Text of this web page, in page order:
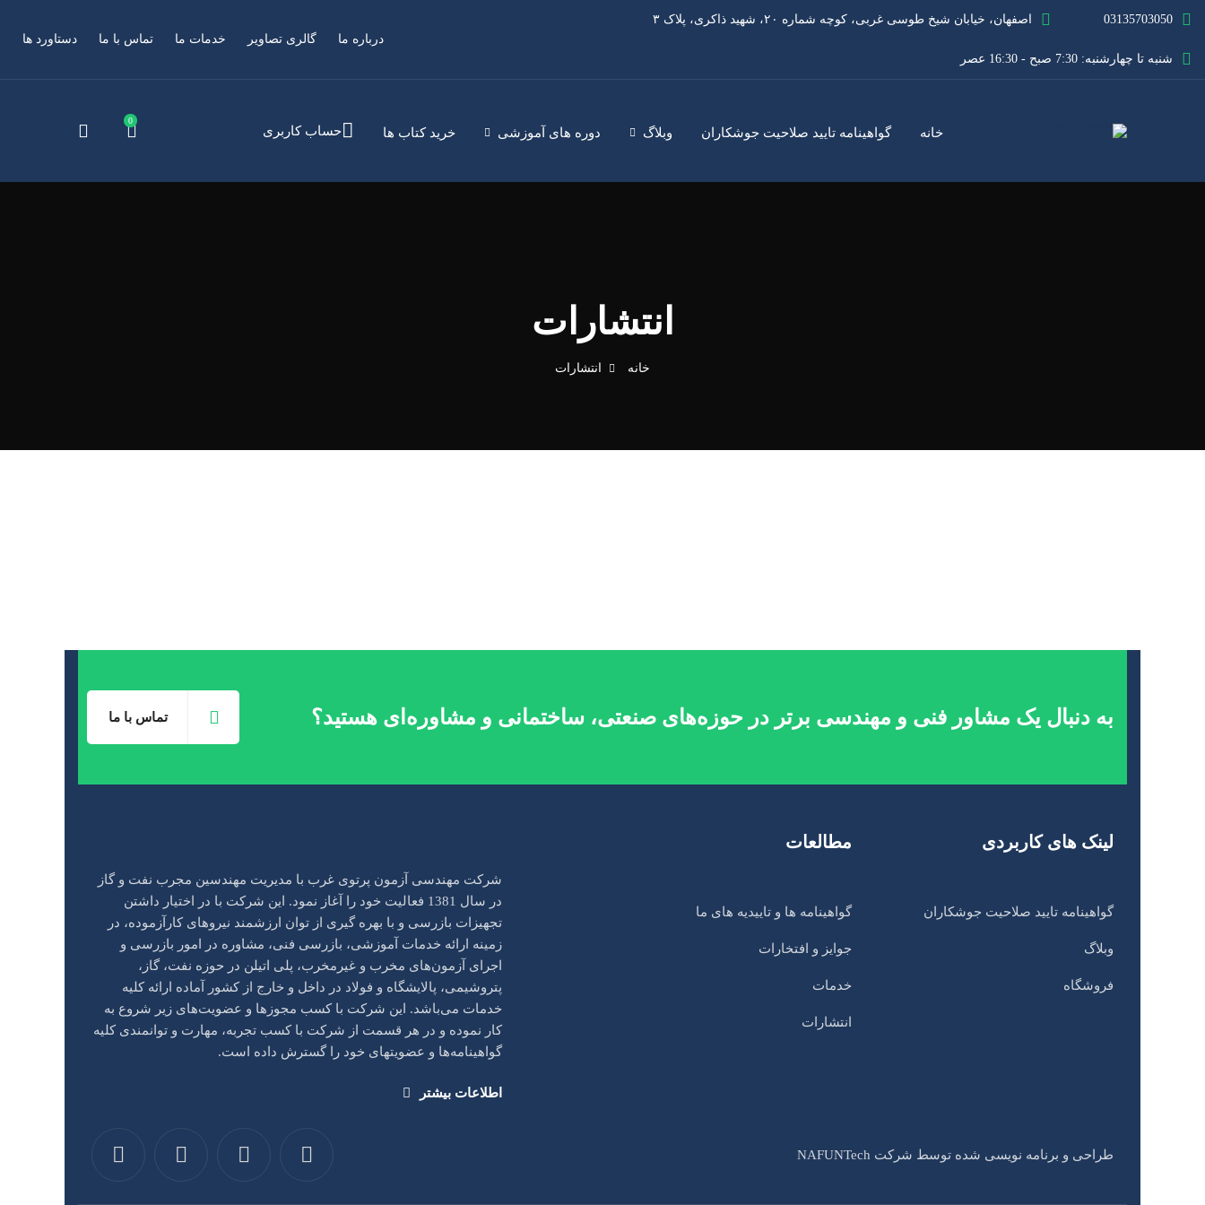
03135703050 اصفهان، خیابان شیخ طوسی غربی، کوچه شماره ۲۰، شهید ذاکری، پلاک ۳
شنبه تا چهارشنبه: 7:30 صبح - 16:30 عصر
درباره ما گالری تصاویر خدمات ما تماس با ما دستاورد ها
خانه گواهینامه تایید صلاحیت جوشکاران وبلاگ دوره های آموزشی خرید کتاب ها حساب کاربری
انتشارات
خانه انتشارات
به دنبال یک مشاور فنی و مهندسی برتر در حوزه‌های صنعتی، ساختمانی و مشاوره‌ای هستید؟ تماس با ما
شرکت مهندسی آزمون پرتو‌ی غرب با مدیریت مهندسین مجرب نفت و گاز
در سال 1381 فعالیت خود را آغاز نمود. این شرکت با در اختیار داشتن
تجهیزات بازرسی و با بهره گیری از توان ارزشمند نیروهای کار‌آزموده، در
زمینه ارائه خدمات آموزشی، بازرسی فنی، مشاوره در امور بازرسی و
اجرای آزمون‌های مخرب و غیر‌مخرب، پلی اتیلن در حوزه نفت، گاز،
پتروشیمی، پالایشگاه و فولاد در داخل و خارج از کشور آماده ارائه کلیه
خدمات می‌باشد. این شرکت با کسب مجوزها و عضویت‌های زیر شروع به
کار نموده و در هر قسمت از شرکت با کسب تجربه، مهارت و توانمندی کلیه
گواهینامه‌ها و عضویتهای خود را گسترش داده است.
اطلاعات بیشتر
لینک های کاربردی
گواهینامه تایید صلاحیت جوشکاران
وبلاگ
فروشگاه
مطالعات
گواهینامه ها و تاییدیه های ما
جوایز و افتخارات
خدمات
انتشارات
طراحی و برنامه نویسی شده توسط شرکت NAFUNTech